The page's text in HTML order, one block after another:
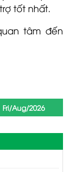
tốt nhất.
tâm đến
Fri/Aug/2026